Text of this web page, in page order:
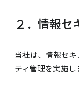
２．情報セ
当社は、情報セ
ティ管理を実施し